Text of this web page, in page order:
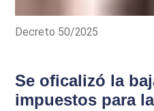
Decreto 50/2025
Se oficalizó la
impuestos para